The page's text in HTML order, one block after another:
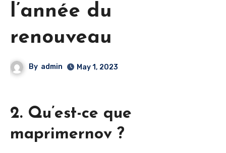
l’année du
renouveau
By admin May 1, 2023
2. Qu’est-ce que
maprimernov ?